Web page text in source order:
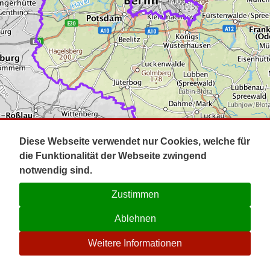
Impressum
Kontakt
☉
Diese Webseite verwendet nur Cookies, welche für
die Funktionalität der Webseite zwingend
notwendig sind.
Zustimmen
Ablehnen
Weitere Informationen